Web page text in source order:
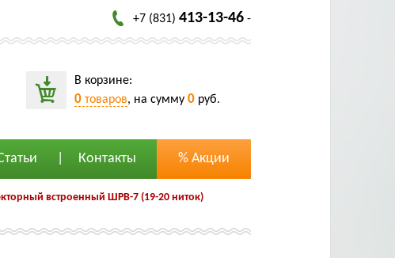
+7 (831) 413-13-46 -
В корзине:
0 товаров, на сумму 0 руб.
Контакты % Акции
встроенный ШРВ-7 (19-20 ниток)